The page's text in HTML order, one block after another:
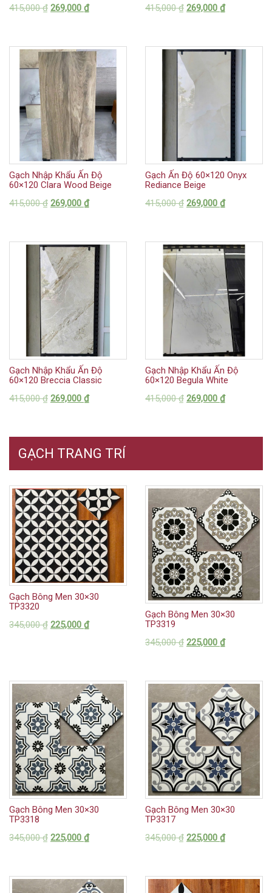
415,000₫ 269,000 ₫ 415,000₫ 269,000 ₫
Gạch Nhập Khẩu Ấn Độ
60×120 Clara Wood Beige
415,000₫ 269,000 ₫
Gạch Ấn Độ 60×120 Onyx
Rediance Beige
415,000₫ 269,000 ₫
Gạch Nhập Khẩu Ấn Độ
60×120 Breccia Classic
415,000₫ 269,000 ₫
Gạch Nhập Khẩu Ấn Độ
60×120 Begula White
415,000₫ 269,000 ₫
GẠCH TRANG TRÍ
Gạch Bông Men 30×30
TP3320
345,000₫ 225,000 ₫
Gạch Bông Men 30×30
TP3319
345,000₫ 225,000 ₫
Gạch Bông Men 30×30
TP3318
345,000₫ 225,000 ₫
Gạch Bông Men 30×30
TP3317
345,000₫ 225,000 ₫